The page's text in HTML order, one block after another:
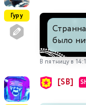
Гуру
было
В пятницу в
[SB]